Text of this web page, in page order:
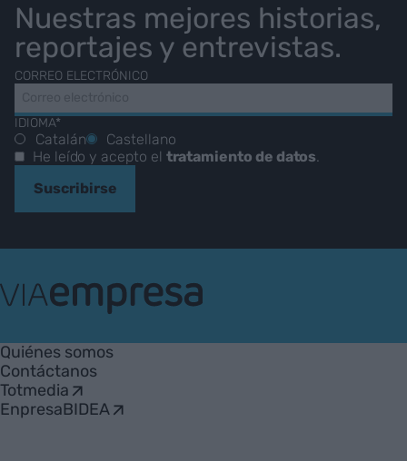
Nuestras mejores historias,
reportajes y entrevistas.
CORREO ELECTRÓNICO
IDIOMA*
Catalán
Castellano
He leído y acepto el tratamiento de datos.
Suscribirse
Empresa
Quiénes somos
Contáctanos
Totmedia
EnpresaBIDEA